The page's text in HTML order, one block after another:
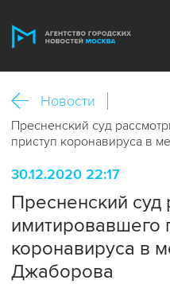
Новости
Пресненский суд
приступ коронавируса в
30.12.2020 22:17
Пресненский суд
имитировавшего
коронавируса в
Джаборова